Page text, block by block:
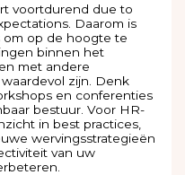
voortdurend due to
Daarom is
om op de hoogte te
binnen het
met andere
zijn. Denk
en conferenties
bestuur. Voor HR-
in best practices,
wervingsstrategieën
van uw